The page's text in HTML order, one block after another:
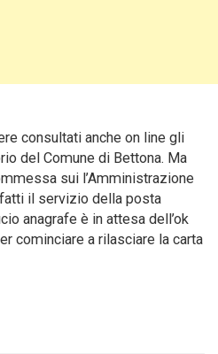
consultati anche on line gli
del Comune di Bettona. Ma
sui l’Amministrazione
il servizio della posta
anagrafe è in attesa dell’ok
cominciare a rilasciare la carta